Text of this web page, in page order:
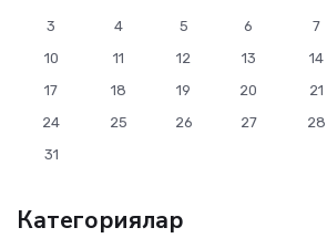
3
4 5 6 7
10
11 12 13 14
17
18 19 20 21
24
25 26 27 28
31
Категориялар